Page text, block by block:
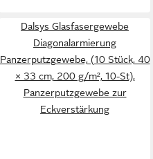
Dalsys Glasfasergewebe
Diagonalarmierung
Panzerputzgewebe, (10 Stück, 40
× 33 cm, 200 g/m², 10-St),
Panzerputzgewebe zur
Eckverstärkung